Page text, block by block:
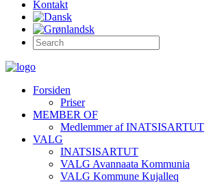
Kontakt
Forsiden
Priser
MEMBER OF
Medlemmer af INATSISARTUT
VALG
INATSISARTUT
VALG Avannaata Kommunia
VALG Kommune Kujalleq